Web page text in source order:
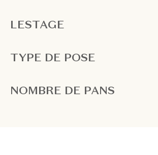
LESTAGE
TYPE DE POSE
NOMBRE DE PANS